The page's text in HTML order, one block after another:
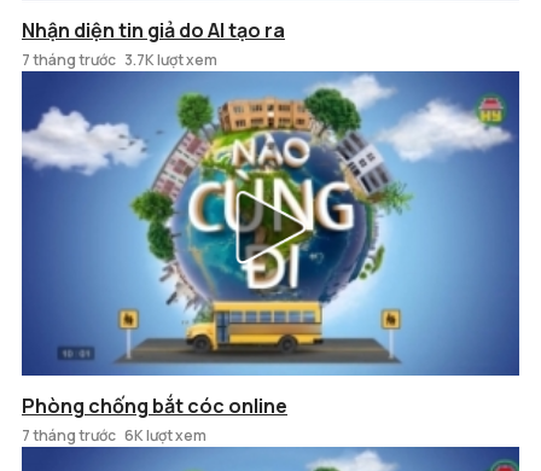
Nhận diện tin giả do AI tạo ra
7 tháng trước 3.7K lượt xem
Phòng chống bắt cóc online
7 tháng trước 6K lượt xem